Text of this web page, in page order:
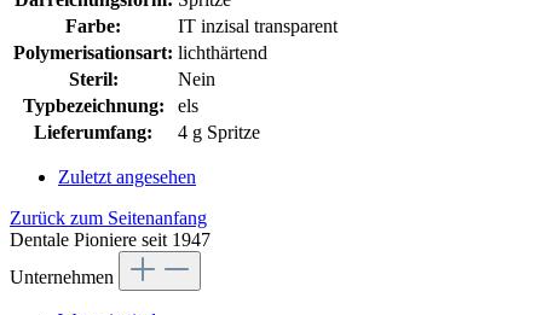
Farbe:
IT inzisal transparent
Polymerisationsart: lichthärtend
Steril:
Nein
Typbezeichnung:
els
Lieferumfang:
4 g Spritze
Zuletzt angesehen
Zurück zum Seitenanfang
Dentale Pioniere seit 1947
Unternehmen